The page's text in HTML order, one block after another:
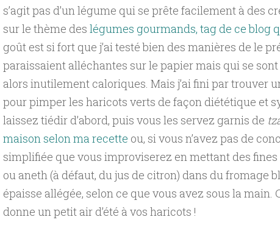
s’agit pas d’un légume qui se prête facilement à des
sur le thème des légumes gourmands, tag de ce blog
goût est si fort que j’ai testé bien des manières de le
paraissaient alléchantes sur le papier mais qui se
alors inutilement caloriques. Mais j’ai fini par trouver
pour pimper les haricots verts de façon diététique et
laissez tiédir d’abord, puis vous les servez garnis de
maison selon ma recette ou, si vous n’avez pas de
simplifiée que vous improviserez en mettant des
ou aneth (à défaut, du jus de citron) dans du fromage
épaisse allégée, selon ce que vous avez sous la main.
donne un petit air d’été à vos haricots !